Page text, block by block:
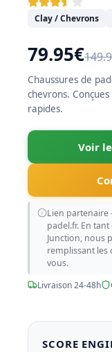
Clay / Chevrons
79.95€
Chaussures de
chevrons.
rapides.
Voir
Lien partenaire
padel.fr. En
Junction, nous
remplissant les
vous.
Livraison 24-48h
SCORE